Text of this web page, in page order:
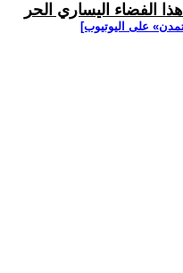
الفضاء اليساري الحر
على اليوتيوب]